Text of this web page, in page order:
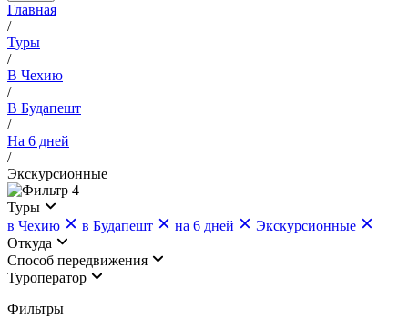
Главная
/
Туры
/
В Чехию
/
В Будапешт
/
На 6 дней
/
Экскурсионные
4
Туры
в Чехию
в Будапешт на 6 дней
Экскурсионные
Откуда
Cпособ передвижения
Туроператор
Фильтры